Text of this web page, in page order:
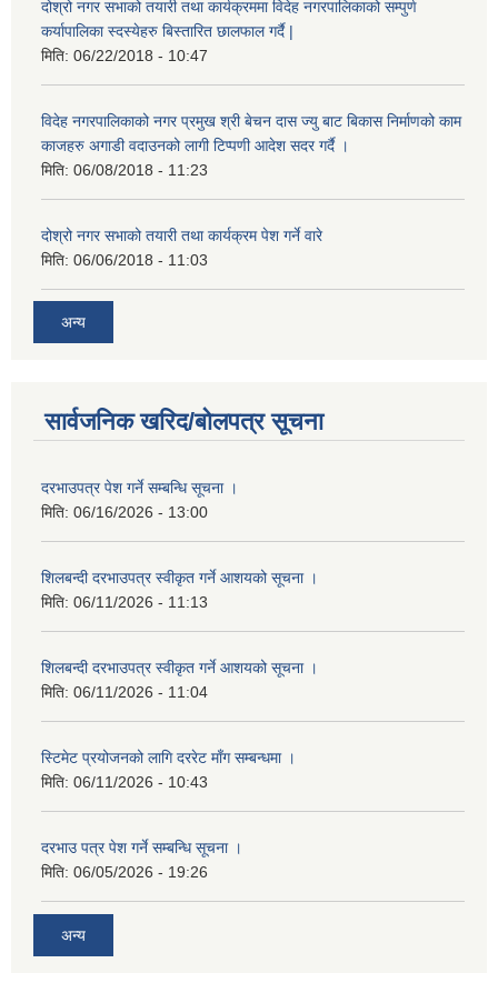
दोश्रो नगर सभाको तयारी तथा कार्यक्रममा विदेह नगरपालिकाको सम्पुर्ण
कर्यापालिका स्दस्येहरु बिस्तारित छालफाल गर्दै |
मिति: 06/22/2018 - 10:47
विदेह नगरपालिकाको नगर प्रमुख श्री बेचन दास ज्यु बाट बिकास निर्माणको काम
काजहरु अगाडी वदाउनको लागी टिप्पणी आदेश सदर गर्दै ।
मिति: 06/08/2018 - 11:23
दोश्रो नगर सभाको तयारी तथा कार्यक्रम पेश गर्ने वारे
मिति: 06/06/2018 - 11:03
अन्य
सार्वजनिक खरिद/बोलपत्र सूचना
दरभाउपत्र पेश गर्ने सम्बन्धि सूचना ।
मिति: 06/16/2026 - 13:00
शिलबन्दी दरभाउपत्र स्वीकृत गर्ने आशयको सूचना ।
मिति: 06/11/2026 - 11:13
शिलबन्दी दरभाउपत्र स्वीकृत गर्ने आशयको सूचना ।
मिति: 06/11/2026 - 11:04
स्टिमेट प्रयोजनको लागि दररेट माँग सम्बन्धमा ।
मिति: 06/11/2026 - 10:43
दरभाउ पत्र पेश गर्ने सम्बन्धि सूचना ।
मिति: 06/05/2026 - 19:26
अन्य